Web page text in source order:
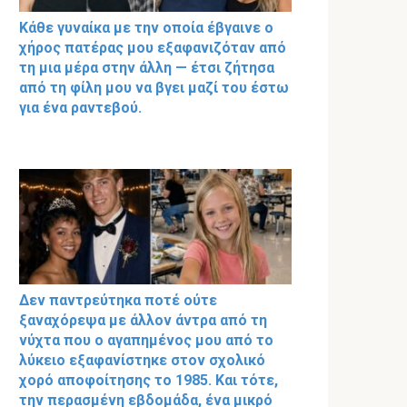
Κάθε γυναίκα με την οποία έβγαινε ο
χήρος πατέρας μου εξαφανιζόταν από
τη μια μέρα στην άλλη — έτσι ζήτησα
από τη φίλη μου να βγει μαζί του έστω
για ένα ραντεβού.
Δεν παντρεύτηκα ποτέ ούτε
ξαναχόρεψα με άλλον άντρα από τη
νύχτα που ο αγαπημένος μου από το
λύκειο εξαφανίστηκε στον σχολικό
χορό αποφοίτησης το 1985. Και τότε,
την περασμένη εβδομάδα, ένα μικρό